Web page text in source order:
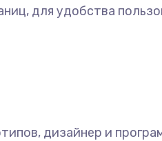
для удобства
дизайнер и